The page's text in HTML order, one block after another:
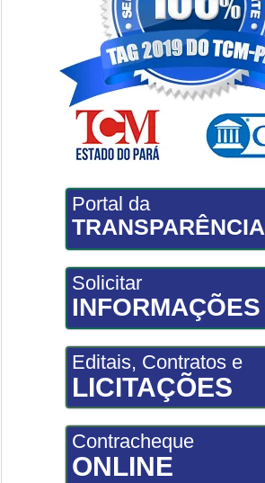
Portal da
TRANSPARÊNCIA
Solicitar
INFORMAÇÕES
Editais, Contratos e
LICITAÇÕES
Contracheque
ONLINE